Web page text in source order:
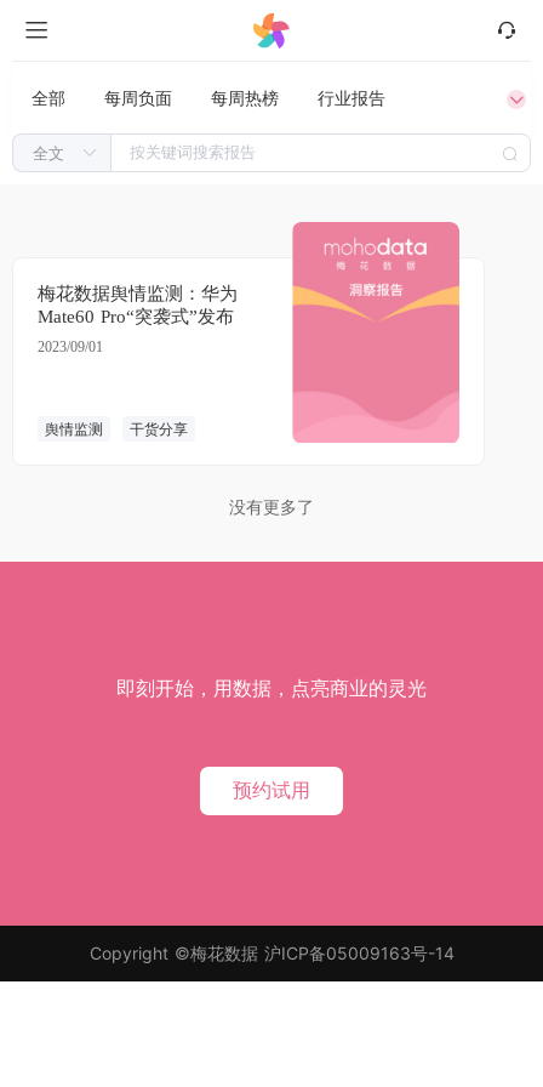
全部 每周负面 每周热榜 行业报告
干货分享 专家锐评
梅花数据舆情监测：华为
Mate60 Pro“突袭式”发布
2023/09/01
舆情监测 干货分享
没有更多了
即刻开始，用数据，点亮商业的灵光
预约试用
Copyright ©梅花数据 沪ICP备05009163号-14